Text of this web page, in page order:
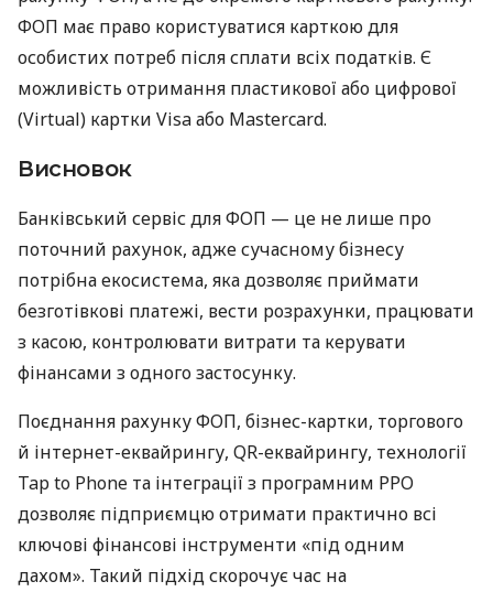
ФОП має право користуватися карткою для
особистих потреб після сплати всіх податків. Є
можливість отримання пластикової або цифрової
(Virtual) картки Visa або Mastercard.
Висновок
Банківський сервіс для ФОП — це не лише про
поточний рахунок, адже сучасному бізнесу
потрібна екосистема, яка дозволяє приймати
безготівкові платежі, вести розрахунки, працювати
з касою, контролювати витрати та керувати
фінансами з одного застосунку.
Поєднання рахунку ФОП, бізнес-картки, торгового
й інтернет-еквайрингу, QR-еквайрингу, технології
Tap to Phone та інтеграції з програмним РРО
дозволяє підприємцю отримати практично всі
ключові фінансові інструменти «під одним
дахом». Такий підхід скорочує час на